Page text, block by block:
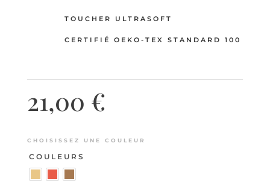
TOUCHER ULTRASOFT
CERTIFIÉ OEKO-TEX STANDARD 100
21,00 €
CHOISISSEZ UNE COULEUR
COULEURS